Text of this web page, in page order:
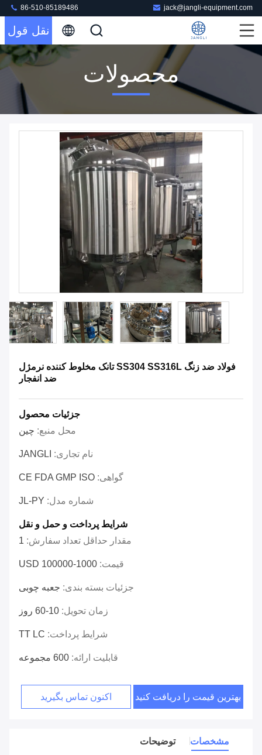
jack@jangli-equipment.com
86-510-85189486
نقل قول
محصولات
فولاد ضد زنگ SS304 SS316L تانک مخلوط کننده نرمژل
ضد انفجار
جزئیات محصول
محل منبع: چین
نام تجاری: JANGLI
گواهی: CE FDA GMP ISO
شماره مدل: JL-PY
شرایط پرداخت و حمل و نقل
مقدار حداقل تعداد سفارش: 1
قیمت: 1000-100000 USD
جزئیات بسته بندی: جعبه چوبی
زمان تحویل: 10-60 روز
شرایط پرداخت: TT LC
قابلیت ارائه: 600 مجموعه
بهترین قیمت را دریافت کنید اکنون تماس بگیرید
مشخصات توضیحات